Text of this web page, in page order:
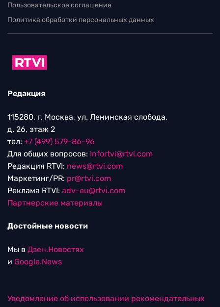
Пользовательское соглашение
Политика обработки персональных данных
Редакция
115280, г. Москва, ул. Ленинская слобода,
д. 26, этаж 2
тел: +7 (499) 579-86-96
Для общих вопросов: Infortvi@rtvi.com
Редакция RTVI: news@rtvi.com
Маркетинг/PR: pr@rtvi.com
Реклама RTVI: adv-eu@rtvi.com
Партнерские материалы
Достойные новости
Мы в Дзен.Новостях
и Google.News
Уведомление об использовании рекомендательных